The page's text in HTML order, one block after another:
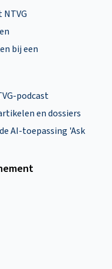
bij een
podcast
en dossiers
AI-toepassing 'Ask